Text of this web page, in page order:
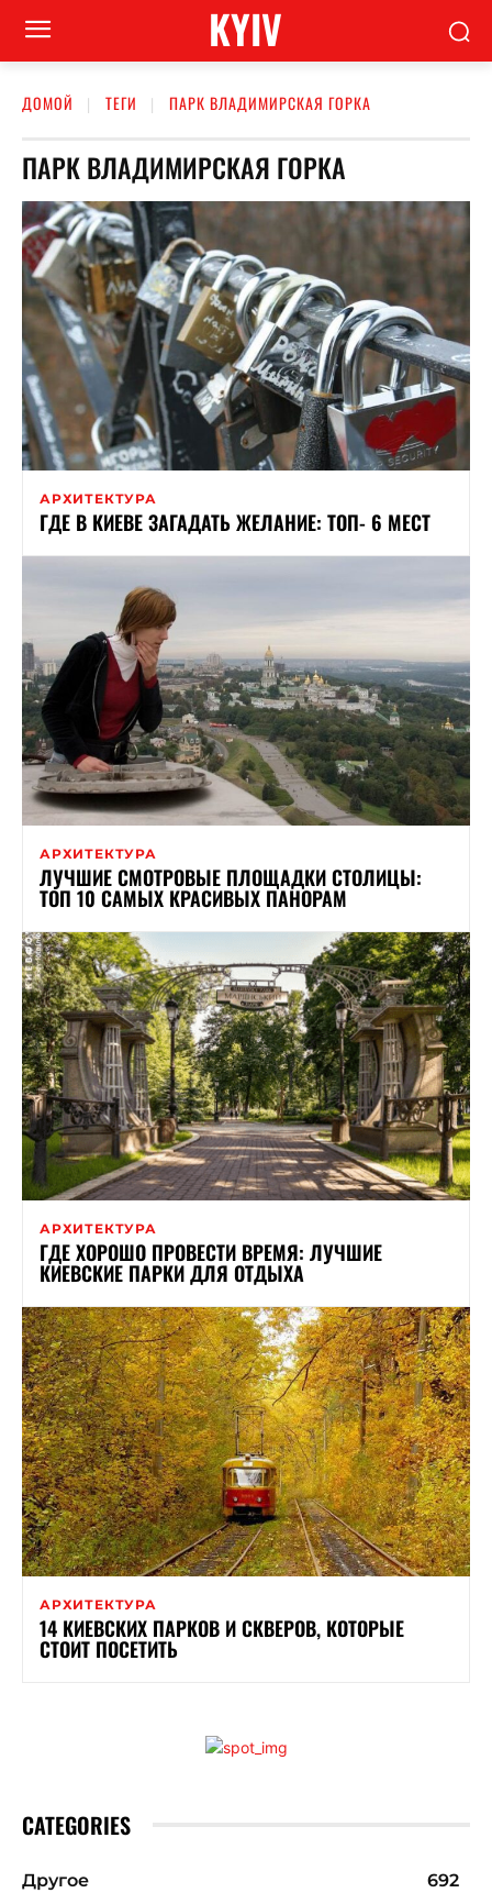
KYIV
ДОМОЙ ТЕГИ ПАРК ВЛАДИМИРСКАЯ ГОРКА
ПАРК ВЛАДИМИРСКАЯ ГОРКА
АРХИТЕКТУРА
ГДЕ В КИЕВЕ ЗАГАДАТЬ ЖЕЛАНИЕ: ТОП- 6 МЕСТ
АРХИТЕКТУРА
ЛУЧШИЕ СМОТРОВЫЕ ПЛОЩАДКИ СТОЛИЦЫ:
ТОП 10 САМЫХ КРАСИВЫХ ПАНОРАМ
АРХИТЕКТУРА
ГДЕ ХОРОШО ПРОВЕСТИ ВРЕМЯ: ЛУЧШИЕ
КИЕВСКИЕ ПАРКИ ДЛЯ ОТДЫХА
АРХИТЕКТУРА
14 КИЕВСКИХ ПАРКОВ И СКВЕРОВ, КОТОРЫЕ
СТОИТ ПОСЕТИТЬ
CATEGORIES
Другое
692